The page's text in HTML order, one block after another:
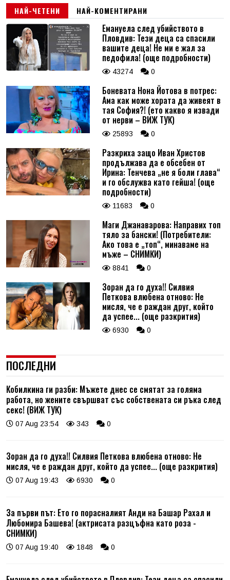
НАЙ-ЧЕТЕНИ НАЙ-КОМЕНТИРАНИ
Емануела след убийството в
Пловдив: Тези деца са спасили
вашите деца! Не ми е жал за
педофила! (още подробности)
43274 0
Боневата Нона Йотова в потрес:
Ама как може хората да живеят в
тая София?! (ето какво я извади
от нерви – ВИЖ ТУК)
25893 0
Разкриха защо Иван Христов
продължава да е обсебен от
Ирина: Тенчева „не я боли глава“
и го обслужва като гейша! (още
подробности)
11683 0
Маги Джанаварова: Направих топ
тяло за бански! (Потребители:
Ако това е „топ“, минаваме на
мъже – СНИМКИ)
8841 0
Зоран да го духа!! Силвия
Петкова влюбена отново: Не
мисля, че е раждан друг, който
да успее... (още разкрития)
6930 0
ПОСЛЕДНИ
Кобилкина ги разби: Мъжете днес се смятат за голяма
работа, но жените свършват със собствената си ръка след
секс! (ВИЖ ТУК)
07 Aug 23:54 343 0
Зоран да го духа!! Силвия Петкова влюбена отново: Не
мисля, че е раждан друг, който да успее... (още разкрития)
07 Aug 19:43 6930 0
За първи път: Ето го порасналият Анди на Башар Рахал и
Любомира Башева! (актрисата разцъфна като роза -
СНИМКИ)
07 Aug 19:40 1848 0